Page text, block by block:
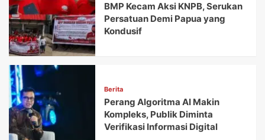
BMP Kecam Aksi KNPB, Serukan
Persatuan Demi Papua yang
Kondusif
Berita
Perang Algoritma AI Makin
Kompleks, Publik Diminta
Verifikasi Informasi Digital